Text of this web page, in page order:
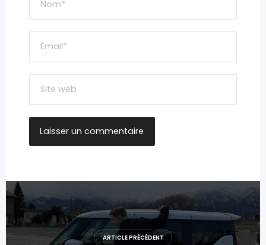
Navigation
de
l’article
ARTICLE PRÉCÉDENT